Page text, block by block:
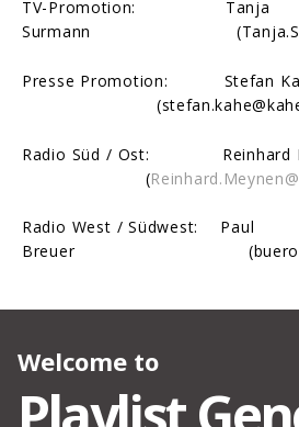
TV-Promotion: Tanja
Surmann
Presse Promotion: Stefan
Radio Süd / Ost: Reinhard
(
Radio West / Südwest: Paul
Breuer